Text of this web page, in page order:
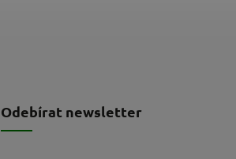
Odebírat newsletter